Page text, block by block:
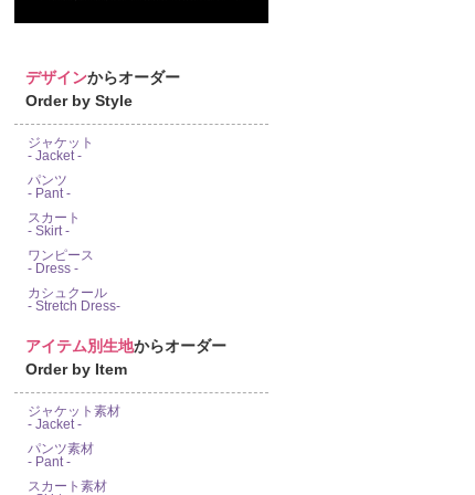
デザインからオーダー
Order by Style
ジャケット
- Jacket -
パンツ
- Pant -
スカート
- Skirt -
ワンピース
- Dress -
カシュクール
- Stretch Dress-
アイテム別生地からオーダー
Order by Item
ジャケット素材
- Jacket -
パンツ素材
- Pant -
スカート素材